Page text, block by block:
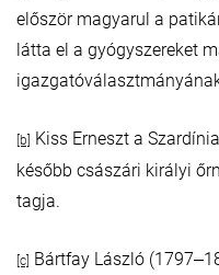
először magyarul a
látta el a gyógyszereket
[b]
Kiss Erneszt a
később császári királyi
tagja.
[c]
Bártfay László